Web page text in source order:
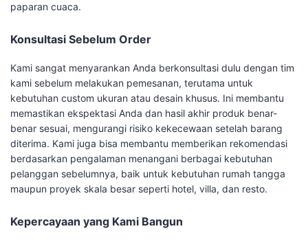
paparan cuaca.
Konsultasi Sebelum Order
Kami sangat menyarankan Anda berkonsultasi dulu dengan tim
kami sebelum melakukan pemesanan, terutama untuk
kebutuhan custom ukuran atau desain khusus. Ini membantu
memastikan ekspektasi Anda dan hasil akhir produk benar-
benar sesuai, mengurangi risiko kekecewaan setelah barang
diterima. Kami juga bisa membantu memberikan rekomendasi
berdasarkan pengalaman menangani berbagai kebutuhan
pelanggan sebelumnya, baik untuk kebutuhan rumah tangga
maupun proyek skala besar seperti hotel, villa, dan resto.
Kepercayaan yang Kami Bangun